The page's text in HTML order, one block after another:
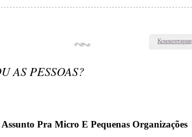
Комментарии
AS PESSOAS?
Pra Micro E Pequenas Organizações